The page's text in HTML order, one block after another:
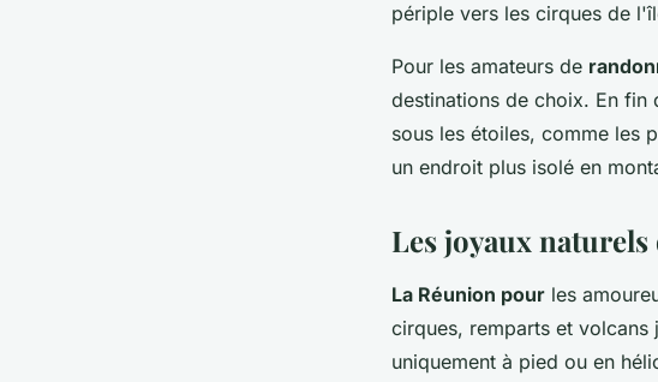
périple vers les cirques de
Pour les amateurs de
destinations de choix. En fin
sous les étoiles, comme les
un endroit plus isolé en
Les joyaux
La Réunion pour les
cirques, remparts et volcans
uniquement à pied ou en